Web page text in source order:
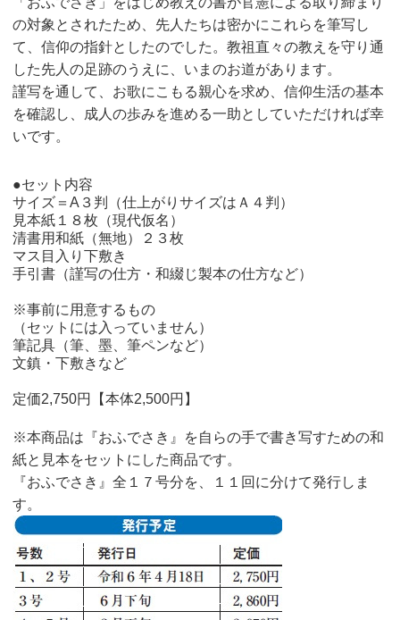
の対象とされたため、先人たちは密かにこれらを筆写し
て、信仰の指針としたのでした。教祖直々の教えを守り通
した先人の足跡のうえに、いまのお道があります。
謹写を通して、お歌にこもる親心を求め、信仰生活の基本
を確認し、成人の歩みを進める一助としていただければ幸
いです。
●セット内容
サイズ＝A３判（仕上がりサイズはＡ４判）
見本紙１８枚（現代仮名）
清書用和紙（無地）２３枚
マス目入り下敷き
手引書（謹写の仕方・和綴じ製本の仕方など）
※事前に用意するもの
（セットには入っていません）
筆記具（筆、墨、筆ペンなど）
文鎮・下敷きなど
定価2,750円【本体2,500円】
※本商品は『おふでさき』を自らの手で書き写すための和
紙と見本をセットにした商品です。
『おふでさき』全１７号分を、１１回に分けて発行しま
す。